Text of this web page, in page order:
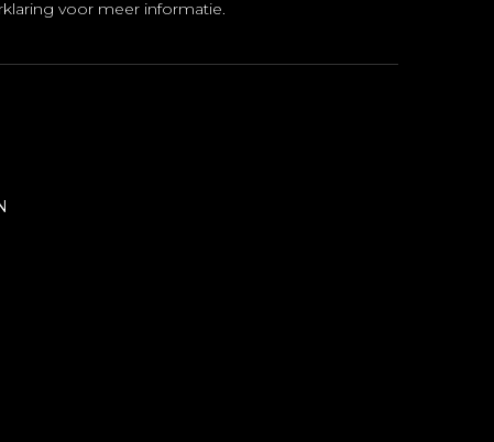
voor meer informatie.